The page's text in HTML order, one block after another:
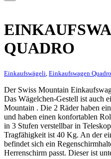
QUADRO
Einkaufswägeli Einkaufswagen Quadro
Der Swiss Mountain
Das Wägelchen-Gestell ist auch
Mountain . Die 2 Räder haben
und haben einen konfortablen
in 3 Stufen verstellbar in
Tragfähigkeit ist 40 Kg. An der
befindet sich ein
Herrenschirm passt. Dieser ist